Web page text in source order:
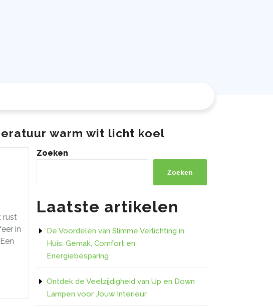
warm wit licht koel
rust
in
Zoeken
Zoeken
Laatste artikelen
De Voordelen van Slimme Verlichting in
Huis: Gemak, Comfort en
Energiebesparing
Ontdek de Veelzijdigheid van Up en Down
Lampen voor Jouw Interieur